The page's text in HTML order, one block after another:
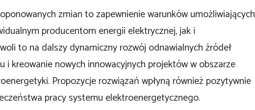
zmian to zapewnienie warunków umożliwiających
producentom energii elektrycznej, jak i
to na dalszy dynamiczny rozwój odnawialnych źródeł
i kreowanie nowych innowacyjnych projektów w obszarze
Propozycje rozwiązań wpłyną również pozytywnie
pracy systemu elektroenergetycznego.